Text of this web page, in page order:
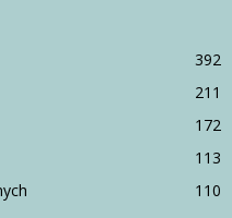
392
211
172
113
110